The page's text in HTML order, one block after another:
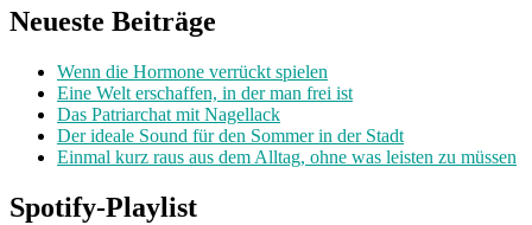
Neueste Beiträge
Wenn die Hormone verrückt spielen
Eine Welt erschaffen, in der man frei ist
Das Patriarchat mit Nagellack
Der ideale Sound für den Sommer in der Stadt
Einmal kurz raus aus dem Alltag, ohne was leisten zu müssen
Spotify-Playlist